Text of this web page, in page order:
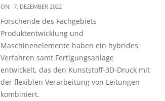
2022-
12-
07
ON: 7. DEZEMBER 2022
Forschende des Fachgebiets
Produktentwicklung und
Maschinenelemente haben ein hybrides
Verfahren samt Fertigungsanlage
entwickelt, das den Kunststoff-3D-Druck mit
der flexiblen Verarbeitung von Leitungen
kombiniert.